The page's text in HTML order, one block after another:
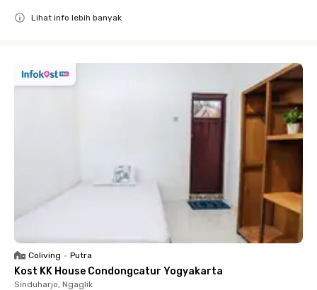
Lihat info lebih banyak
Coliving • Putra
Kost KK House Condongcatur Yogyakarta
Sinduharjo, Ngaglik